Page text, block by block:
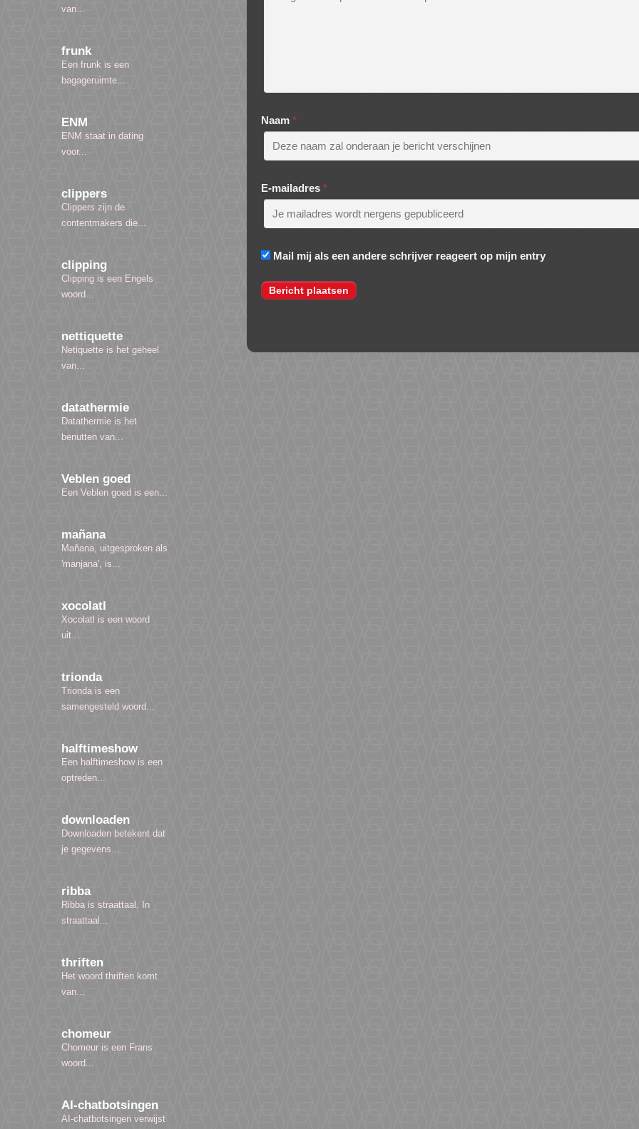
van...
frunk
Een frunk is een
bagageruimte...
ENM
ENM staat in dating
voor...
clippers
Clippers zijn de
contentmakers die...
clipping
Clipping is een Engels
woord...
nettiquette
Netiquette is het geheel
van...
datathermie
Datathermie is het
benutten van...
Veblen goed
Een Veblen goed is een...
mañana
Mañana, uitgesproken als
'manjana', is...
xocolatl
Xocolatl is een woord
uit...
trionda
Trionda is een
samengesteld woord...
halftimeshow
Een halftimeshow is een
optreden...
downloaden
Downloaden betekent dat
je gegevens...
ribba
Ribba is straattaal. In
straattaal...
thriften
Het woord thriften komt
van...
chomeur
Chomeur is een Frans
woord...
AI-chatbotsingen
AI-chatbotsingen verwijst
Naam *
E-mailadres *
Mail mij als een andere schrijver reageert op mijn entry